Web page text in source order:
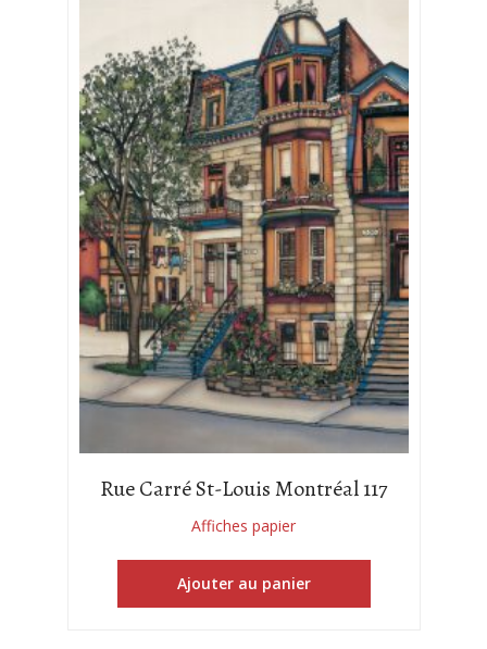
Rue Carré St-Louis Montréal 117
Affiches papier
Ajouter au panier